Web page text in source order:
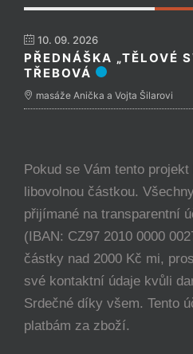
10. 09. 2026
PŘEDNÁŠKA „TĚLOVÉ
TŘEBOVÁ
masáže Anička a Vojta Šilarovi
Pokud se Vám tento
libovolnou částkou.
přijímané na transparentní
(IBAN: CZ97 2010 0000
částky nad 2000 Kč mi,
své kontaktní údaje kvůli
Srdečné díky všem. Tento
platbám za zboží.